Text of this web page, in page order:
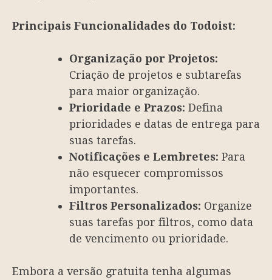
Principais Funcionalidades do Todoist:
Organização por Projetos:
Criação de projetos e subtarefas
para maior organização.
Prioridade e Prazos: Defina
prioridades e datas de entrega para
suas tarefas.
Notificações e Lembretes: Para
não esquecer compromissos
importantes.
Filtros Personalizados: Organize
suas tarefas por filtros, como data
de vencimento ou prioridade.
Embora a versão gratuita tenha algumas